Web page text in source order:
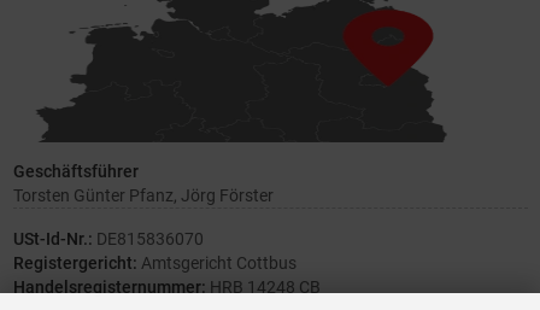
Geschäftsführer
Torsten Günter Pfanz, Jörg Förster
USt-Id-Nr.: DE815836070
Registergericht: Amtsgericht Cottbus
Handelsregisternummer: HRB 14248 CB